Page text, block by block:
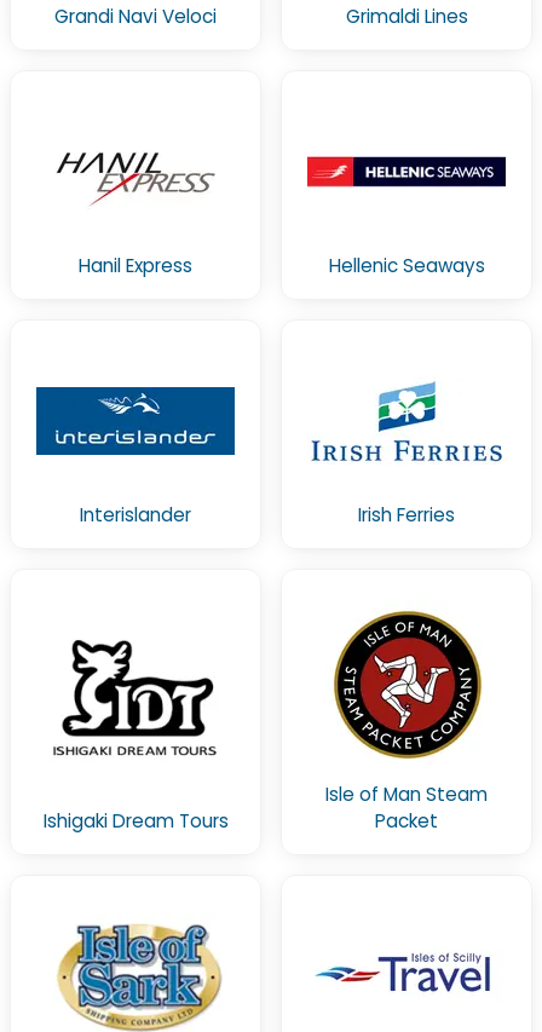
Grandi Navi Veloci Grimaldi Lines
Hanil Express Hellenic Seaways
Interislander Irish Ferries
Ishigaki Dream Tours
Isle of Man Steam
Packet